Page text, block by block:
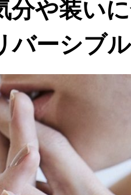
分や装い
バーシブ